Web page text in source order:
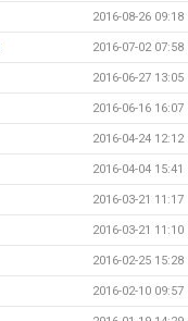
2016-08-26 09:18
2016-07-02 07:58
2016-06-27 13:05
2016-06-16 16:07
2016-04-24 12:12
2016-04-04 15:41
2016-03-21 11:17
2016-03-21 11:10
2016-02-25 15:28
2016-02-10 09:57